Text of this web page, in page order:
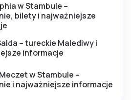
w Stambule –
bilety i najważniejsze
– tureckie Malediwy i
informacje
w Stambule –
i najważniejsze informacje